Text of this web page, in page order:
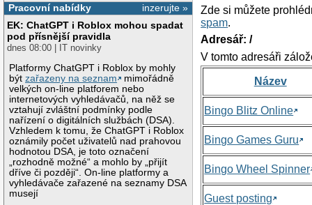
inzerujte »
Pracovní nabídky
EK: ChatGPT i Roblox mohou spadat
pod přísnější pravidla
dnes 08:00 | IT novinky
Platformy ChatGPT i Roblox by mohly
býtzařazeny na seznam
mimořádně
velkých on-line platforem nebo
internetových vyhledávačů, na něž se
vztahují zvláštní podmínky podle
nařízení o digitálních službách (DSA).
Vzhledem k tomu, že ChatGPT i Roblox
oznámily počet uživatelů nad prahovou
hodnotou DSA, je toto označení
„rozhodně možné“ a mohlo by „přijít
dříve či později“. On-line platformy a
vyhledávače zařazené na seznamy DSA
musejí
Zde si můžete
spam.
Adresář: /
V tomto adresáři
Název
Bingo Blitz Online
Bingo Games Guru
Bingo Wheel Spinner
Guest posting